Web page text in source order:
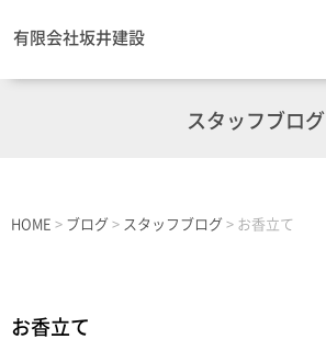
有限会社坂井建設
スタッフブログ
HOME > ブログ > スタッフブログ > お香立て
お香立て